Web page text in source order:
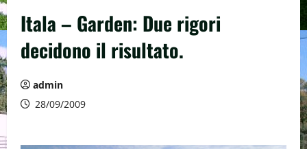
Itala – Garden: Due rigori
decidono il risultato.
admin
28/09/2009